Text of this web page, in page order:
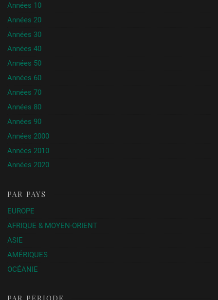
Années 10
Années 20
Années 30
Années 40
Années 50
Années 60
Années 70
Années 80
Années 90
Années 2000
Années 2010
Années 2020
PAR PAYS
EUROPE
AFRIQUE & MOYEN-ORIENT
ASIE
AMÉRIQUES
OCÉANIE